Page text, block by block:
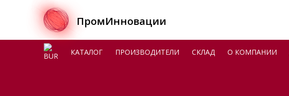
ПромИнновации
BUR КАТАЛОГ ПРОИЗВОДИТЕЛИ СКЛАД О КОМПАНИИ